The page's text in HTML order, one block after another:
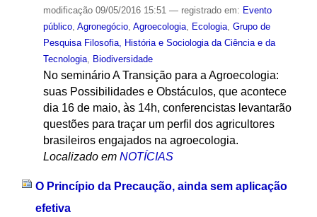
modificação09/05/2016 15:51 — registrado em: Evento
público, Agronegócio, Agroecologia, Ecologia, Grupo de
Pesquisa Filosofia, História e Sociologia da Ciência e da
Tecnologia, Biodiversidade
No seminário A Transição para a Agroecologia:
suas Possibilidades e Obstáculos, que acontece
dia 16 de maio, às 14h, conferencistas levantarão
questões para traçar um perfil dos agricultores
brasileiros engajados na agroecologia.
Localizado em NOTÍCIAS
O Princípio da Precaução, ainda sem aplicação
efetiva